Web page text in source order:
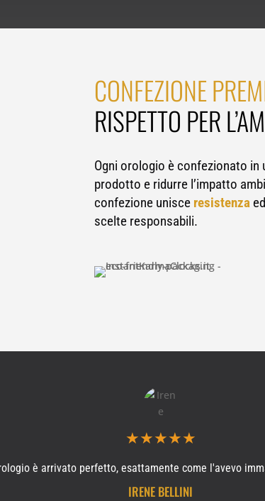
CONFEZIONE
RISPETTO PER
Ogni orologio è confezionato
prodotto e ridurre l’impatto
confezione unisce resistenzaed
scelte responsabili.
★★★★★
è arrivato perfetto, esattamente come l'avevo
IRENE BELLINI